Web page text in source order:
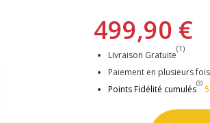
499,90 €
Livraison Gratuite
(1)
Paiement en plusieurs fois
Points Fidélité cumulés
(3)